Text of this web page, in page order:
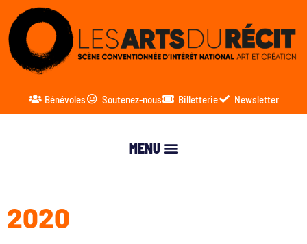
Bénévoles Soutenez-nous Billetterie Newsletter
2020